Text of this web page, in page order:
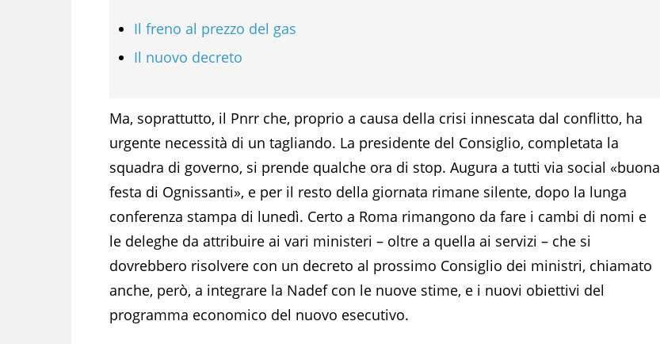
Il freno al prezzo del gas
Il nuovo decreto
Ma, soprattutto, il Pnrr che, proprio a causa della crisi innescata dal conflitto, ha
urgente necessità di un tagliando. La presidente del Consiglio, completata la
squadra di governo, si prende qualche ora di stop. Augura a tutti via social «buona
festa di Ognissanti», e per il resto della giornata rimane silente, dopo la lunga
conferenza stampa di lunedì. Certo a Roma rimangono da fare i cambi di nomi e
le deleghe da attribuire ai vari ministeri – oltre a quella ai servizi – che si
dovrebbero risolvere con un decreto al prossimo Consiglio dei ministri, chiamato
anche, però, a integrare la Nadef con le nuove stime, e i nuovi obiettivi del
programma economico del nuovo esecutivo.